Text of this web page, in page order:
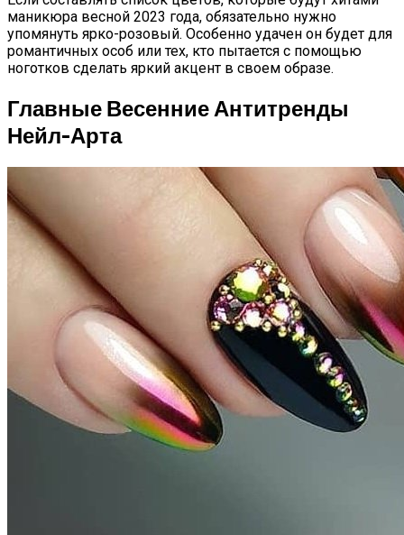
маникюра весной 2023 года, обязательно нужно
упомянуть ярко-розовый. Особенно удачен он будет для
романтичных особ или тех, кто пытается с помощью
ноготков сделать яркий акцент в своем образе.
Главные Весенние Антитренды
Нейл-Арта